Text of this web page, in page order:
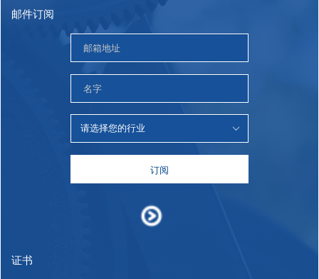
邮件订阅
订阅
证书